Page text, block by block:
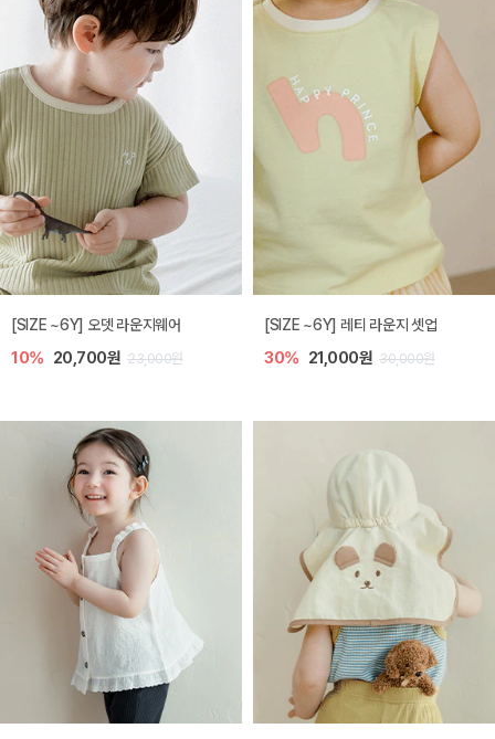
[SIZE ~6Y] 오뎃 라운지웨어
10% 20,700원 23,000원
[SIZE ~6Y] 레티 라운지 셋업
30% 21,000원 30,000원